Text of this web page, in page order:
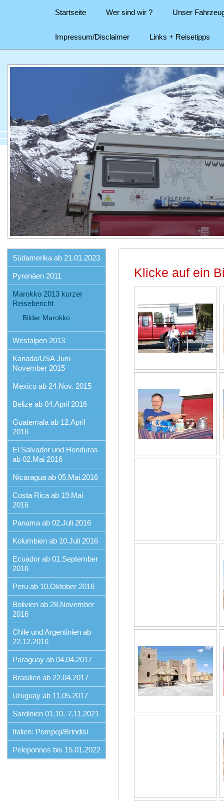
Startseite Wer sind wir ? Unser
Impressum/Disclaimer Links + Reisetipps
Südamerika ab 21.01.2023
Pyrenäen 2011
Marokko 2013 kurzer
Reisebericht
Bilder Marokko
Westalpen 2013
Kanada/USA Juni-
November 2015
Mexico ab 24.Nov. 2015
Belize ab 04.April 2016
Guatemala ab 12.April
2016
El Salvador und Honduras
ab 02.Mai 2016
Nicaragua ab 05.Mai.2016
Costa Rica ab 19.Mai
2016
Panama ab 02.Juli 2016
Kolumbien ab 10.Juli 2016
Ecuador ab 01.September
2016
Peru ab 10.Oktober 2016
Bolivien ab 28.November
2016
Chile und Argentinien ab
22.12.2016
Paraguay ab 04.04.2017
Brasilien ab 22.04.2017
Uruguay ab 11.05.2017
Sardinien 01.10.-7.11.2021
Italien: Pompeji/Brindisi
Peleponnes bis 15.01.2022
Klicke auf ein